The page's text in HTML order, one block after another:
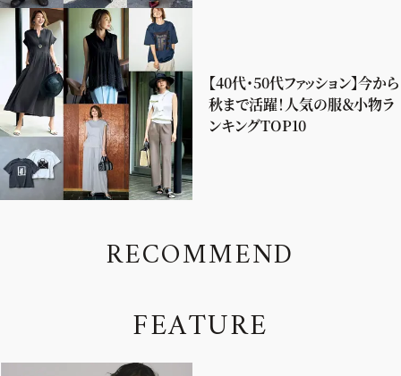
【40代・50代ファッション】今から
秋まで活躍！人気の服＆小物ラ
ンキングTOP10
RECOMMEND
FEATURE